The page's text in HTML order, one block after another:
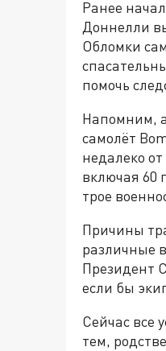
Ранее
Доннелли
Обломки
помочь
Напомним,
самолёт
недалеко
включая 60
трое
Причины
различные
Президент
если бы
Сейчас все
тем,